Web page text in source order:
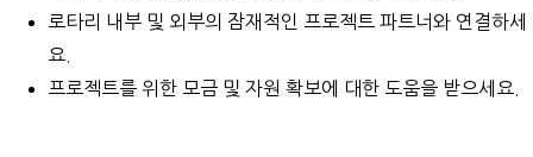
로타리 내부 및 외부의 잠재적인 프로젝트 파트너와 연결하세
요.
프로젝트를 위한 모금 및 자원 확보에 대한 도움을 받으세요.